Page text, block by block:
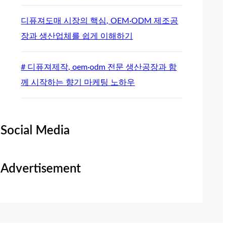
디퓨져도매 시장의 핵심, OEM·ODM 제조공
장과 생산업체를 쉽게 이해하기
# 디퓨져제작, oem·odm 전문 생산공장과 함
께 시작하는 향기 마케팅 노하우
Social Media
Advertisement